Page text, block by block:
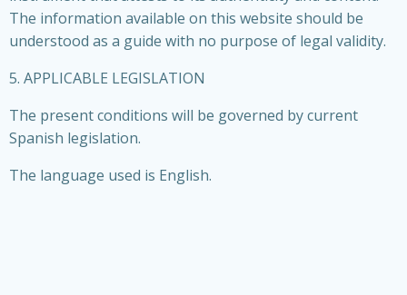
The information available on this website should be
understood as a guide with no purpose of legal validity.
5. APPLICABLE LEGISLATION
The present conditions will be governed by current
Spanish legislation.
The language used is English.